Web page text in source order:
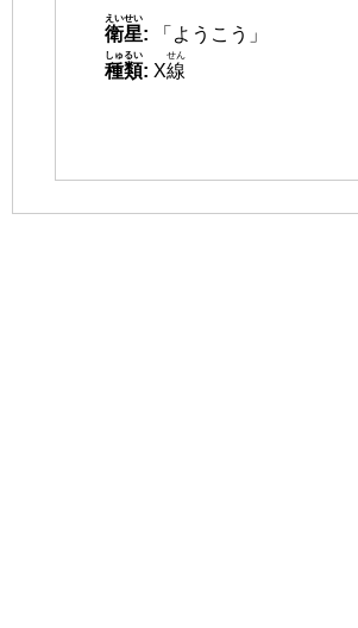
衛星
えいせい
:
「ようこう」
種類
しゅるい
: X線
せん